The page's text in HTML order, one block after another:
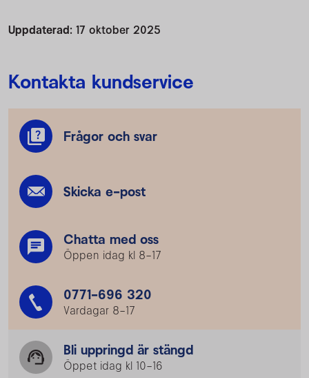
Uppdaterad: 17 oktober 2025
Kontakta kundservice
Frågor och svar
Skicka e-post
Chatta med oss
Öppen idag kl 8–17
0771-696 320
Vardagar 8–17
Bli uppringd är stängd
Öppet idag kl 10–16